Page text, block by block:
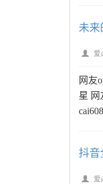
未来
爱
网友
星 网
抖音
爱